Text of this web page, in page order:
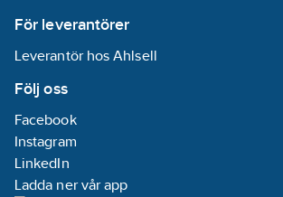
För leverantörer
Leverantör hos Ahlsell
Följ oss
Facebook
Instagram
LinkedIn
Ladda ner vår app